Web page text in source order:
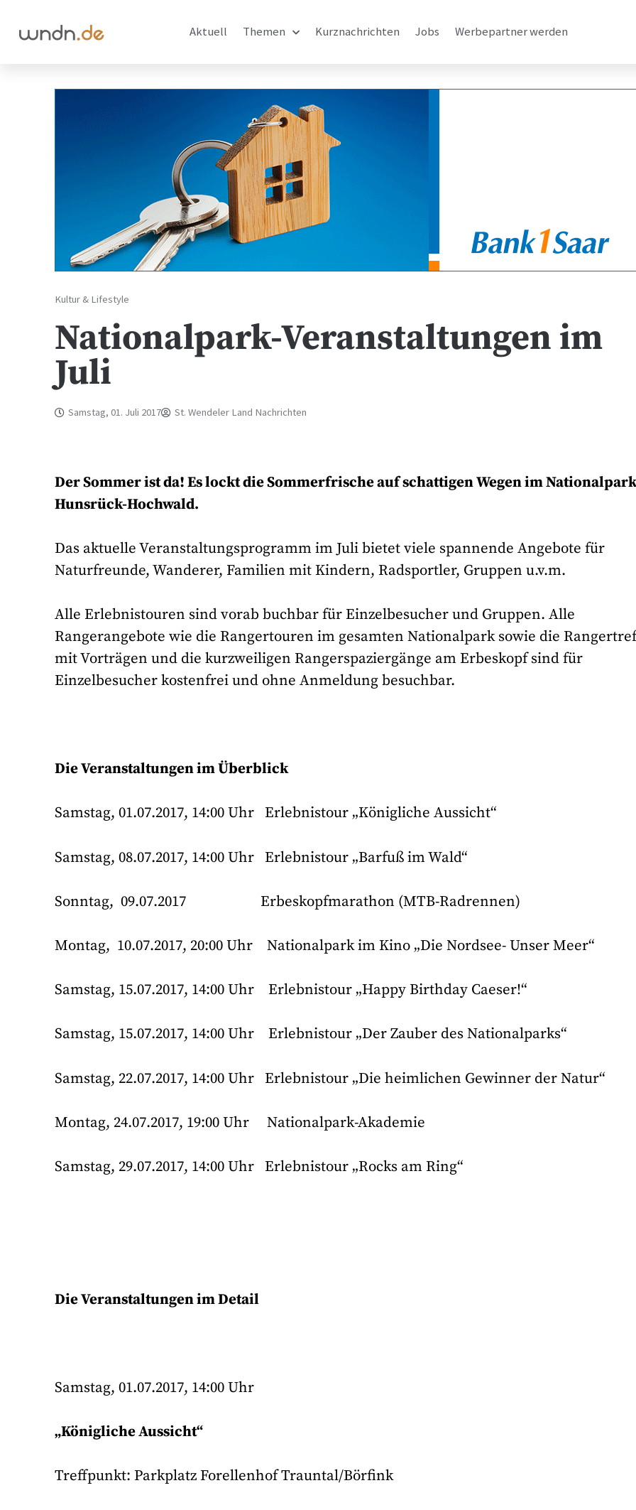
Aktuell Themen Kurznachrichten Jobs Werbepartner werden
Kultur & Lifestyle
Nationalpark-Veranstaltungen im
Juli
Samstag, 01. Juli 2017 St. Wendeler Land Nachrichten
Der Sommer ist da! Es lockt die Sommerfrische auf schattigen Wegen im
Hunsrück-Hochwald.
Das aktuelle Veranstaltungsprogramm im Juli bietet viele spannende Angebote für
Naturfreunde, Wanderer, Familien mit Kindern, Radsportler, Gruppen u.v.m.
Alle Erlebnistouren sind vorab buchbar für Einzelbesucher und Gruppen. Alle
Rangerangebote wie die Rangertouren im gesamten Nationalpark sowie die
mit Vorträgen und die kurzweiligen Rangerspaziergänge am Erbeskopf sind für
Einzelbesucher kostenfrei und ohne Anmeldung besuchbar.
Die Veranstaltungen im Überblick
Samstag, 01.07.2017, 14:00 Uhr Erlebnistour „Königliche Aussicht“
Samstag, 08.07.2017, 14:00 Uhr Erlebnistour „Barfuß im Wald“
Sonntag, 09.07.2017 Erbeskopfmarathon (MTB-Radrennen)
Montag, 10.07.2017, 20:00 Uhr Nationalpark im Kino „Die Nordsee- Unser Meer“
Samstag, 15.07.2017, 14:00 Uhr Erlebnistour „Happy Birthday Caeser!“
Samstag, 15.07.2017, 14:00 Uhr Erlebnistour „Der Zauber des Nationalparks“
Samstag, 22.07.2017, 14:00 Uhr Erlebnistour „Die heimlichen Gewinner der Natur“
Montag, 24.07.2017, 19:00 Uhr Nationalpark-Akademie
Samstag, 29.07.2017, 14:00 Uhr Erlebnistour „Rocks am Ring“
Die Veranstaltungen im Detail
Samstag, 01.07.2017, 14:00 Uhr
„Königliche Aussicht“
Treffpunkt: Parkplatz Forellenhof Trauntal/Börfink